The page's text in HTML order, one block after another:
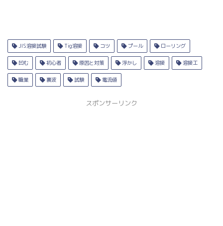
JIS溶接試験 Tig溶接 コツ プール ローリング
凹む 初心者 原因と対策 浮かし 溶接 溶接工
職業 裏波 試験 電流値
スポンサーリンク